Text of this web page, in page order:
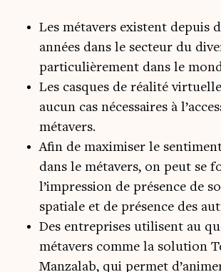
Les métavers existent depuis
années dans le secteur du
particulièrement dans le
Les casques de réalité
aucun cas nécessaires à
métavers.
Afin de maximiser le
dans le métavers, on peut se
l’impression de présence de
spatiale et de présence des
Des entreprises utilisent au
métavers comme la solution
Manzalab, qui permet